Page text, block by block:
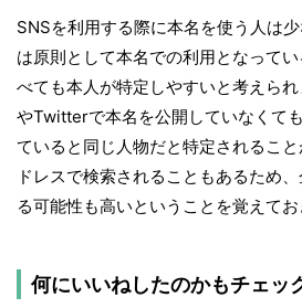
SNSを利用する際に本名を使う人は
は原則として本名での利用となって
べても本人が特定しやすいと考えら
やTwitterで本名を公開していなくて
ていると同じ人物だと特定されるこ
ドレスで検索されることもあるため
る可能性も高いということを覚えてお
何にいいねしたのかもチェッ